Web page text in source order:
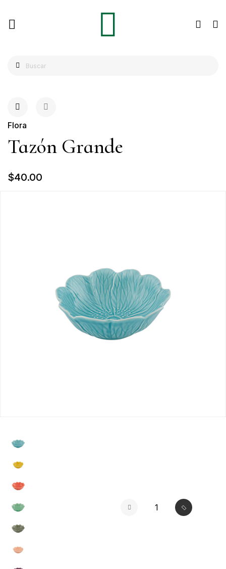
Flora
Tazón Grande
$40.00
selected